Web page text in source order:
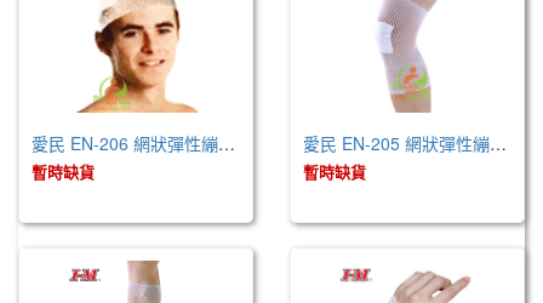
愛民 EN-206 網狀彈性繃帶-6號 (未滅菌 )
暫時缺貨
愛民 EN-205 網狀彈性繃帶-5號 (未滅菌 )
暫時缺貨